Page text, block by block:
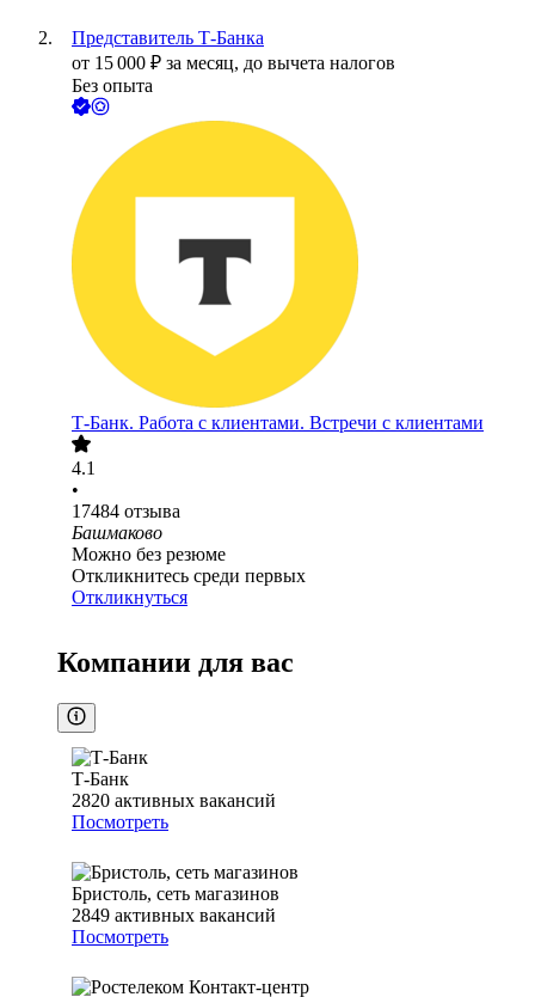
Представитель Т-Банка
от 15 000 ₽ за месяц, до вычета налогов
Без опыта
Т-Банк. Работа с клиентами. Встречи с клиентами
4.1
•
17484 отзыва
Башмаково
Можно без резюме
Откликнитесь среди первых
Откликнуться
Компании для вас
Т-Банк
2820 активных вакансий
Посмотреть
Бристоль, сеть магазинов
2849 активных вакансий
Посмотреть